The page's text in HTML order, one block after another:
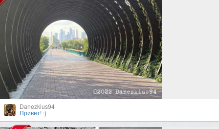
Danezkius94
Привет! :)